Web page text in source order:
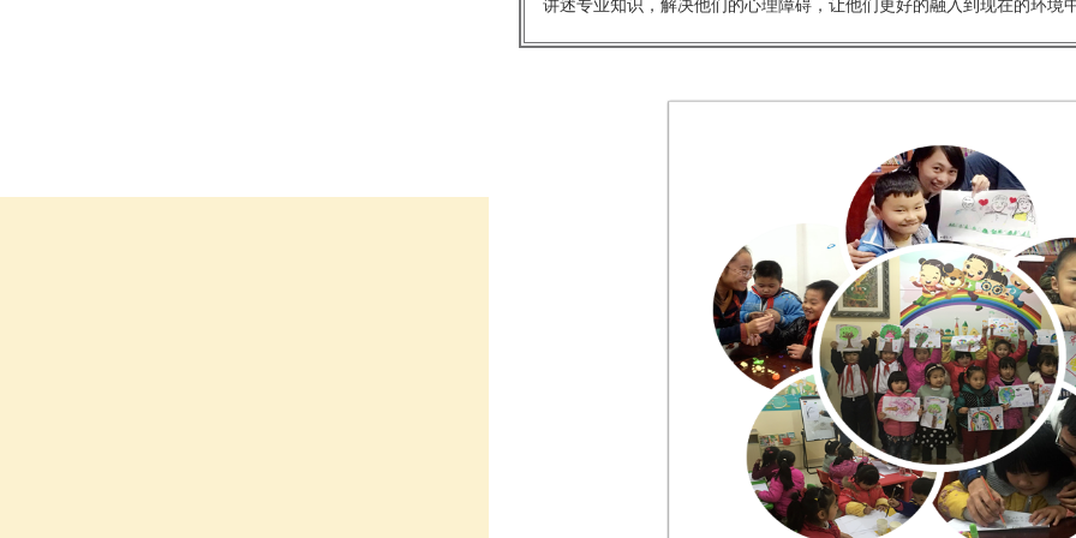
讲述专业知识，解决他们的心理障碍，让他们更好的融入到现在的环境